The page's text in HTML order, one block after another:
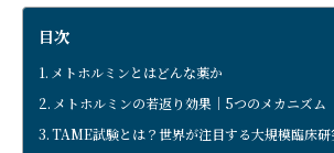
目次
メトホルミンとはどんな薬か
メトホルミンの若返り効果｜5つのメカニズム
TAME試験とは？世界が注目する大規模臨床研